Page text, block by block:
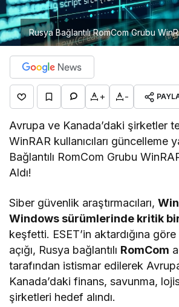
Rusya Bağlantılı RomCom Grubu
+ -
Avrupa ve Kanada’daki şirketler
WinRAR kullanıcıları güncelleme
Bağlantılı RomCom Grubu
Aldı!
Siber güvenlik araştırmacıları,
Windows sürümlerinde kritik bir
keşfetti. ESET’in aktardığına
açığı, Rusya bağlantılı RomCom
tarafından istismar edilerek
Kanada’daki finans, savunma,
şirketleri hedef alındı.